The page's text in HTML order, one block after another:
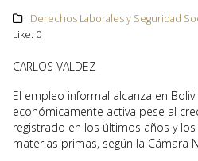
Derechos Laborales y Seguridad
Like: 0
CARLOS VALDEZ
El empleo informal alcanza en
económicamente activa pese al
registrado en los últimos años y
materias primas, según la Cámara